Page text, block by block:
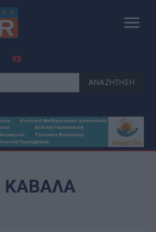
ΑΝΑΖΗΤΗΣΗ
ΚΑΒΑΛΑ